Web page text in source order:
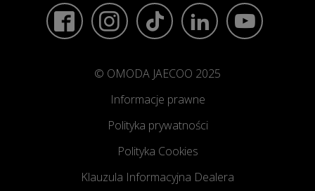
© OMODA JAECOO 2025
Informacje prawne
Polityka prywatności
Polityka Cookies
Klauzula Informacyjna Dealera